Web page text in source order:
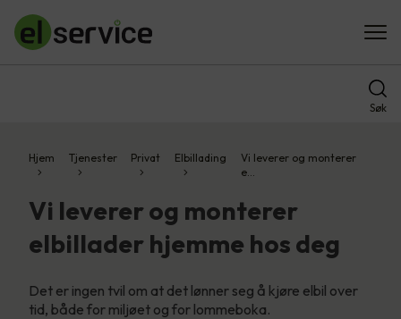
Søk
Hjem Tjenester Privat Elbillading
Vi leverer og monterer
e…
Vi leverer og monterer
elbillader hjemme hos deg
Det er ingen tvil om at det lønner seg å kjøre elbil over
tid, både for miljøet og for lommeboka.